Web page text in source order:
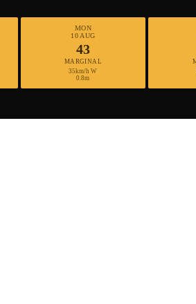
MON
10 AUG
43
MARGINAL
35km/h W
0.8m